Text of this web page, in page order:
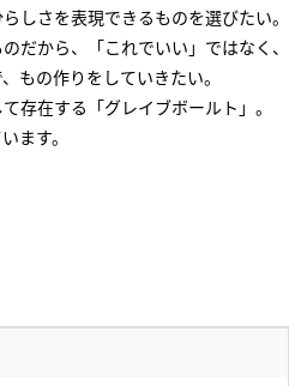
しさを表現できるものを選びたい。
だから、「これでいい」ではなく、
もの作りをしていきたい。
存在する「グレイブボールト」。
ます。